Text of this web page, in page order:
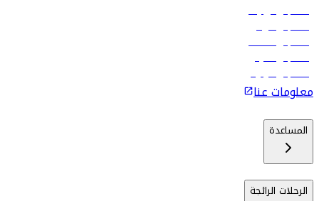
رحلات إلى تبيليسي
رحلات إلى الرياض
رحلات إلى مسقط
رحلات إلى ماليه
رحلات إلى كولومبو
معلومات عنا
المساعدة
الرحلات الرائجة